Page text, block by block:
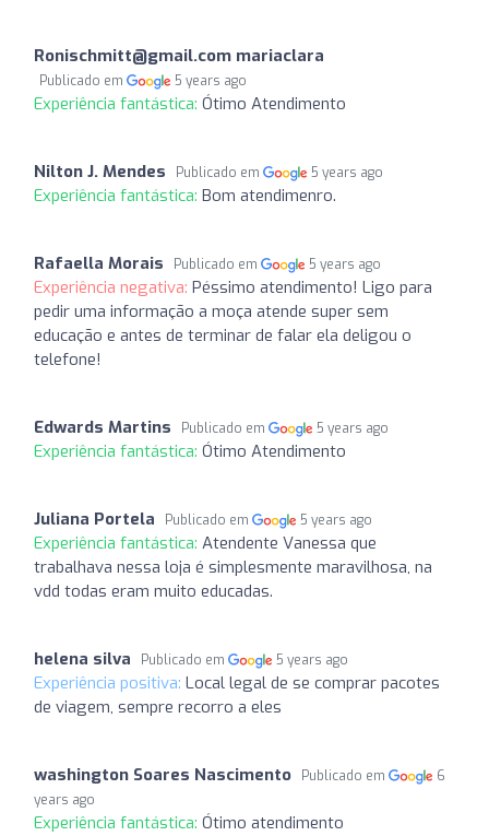
Ronischmitt@gmail.com mariaclara
Publicado em 5 years ago
Experiência fantástica: Ótimo Atendimento
Nilton J. Mendes Publicado em 5 years ago
Experiência fantástica: Bom atendimenro.
Rafaella Morais Publicado em 5 years ago
Experiência negativa: Péssimo atendimento! Ligo para
pedir uma informação a moça atende super sem
educação e antes de terminar de falar ela deligou o
telefone!
Edwards Martins Publicado em 5 years ago
Experiência fantástica: Ótimo Atendimento
Juliana Portela Publicado em 5 years ago
Experiência fantástica: Atendente Vanessa que
trabalhava nessa loja é simplesmente maravilhosa, na
vdd todas eram muito educadas.
helena silva Publicado em 5 years ago
Experiência positiva: Local legal de se comprar pacotes
de viagem, sempre recorro a eles
washington Soares Nascimento Publicado em
6
years ago
Experiência fantástica: Ótimo atendimento